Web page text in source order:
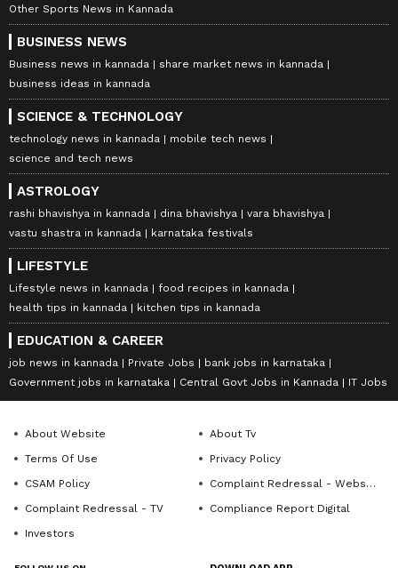
Other Sports News in Kannada
BUSINESS NEWS
Business news in kannada
share market news in kannada
business ideas in kannada
SCIENCE & TECHNOLOGY
technology news in kannada
mobile tech news
science and tech news
ASTROLOGY
rashi bhavishya in kannada dina bhavishya
vara bhavishya
vastu shastra in kannada
karnataka festivals
LIFESTYLE
Lifestyle news in kannada
food recipes in kannada
health tips in kannada
kitchen tips in kannada
EDUCATION & CAREER
job news in kannada Private Jobs
bank jobs in karnataka
Government jobs in karnataka
Central Govt Jobs in Kannada IT Jobs
About Website
About Tv
Terms Of Use
Privacy Policy
CSAM Policy
Complaint Redressal - Website
Complaint Redressal - TV
Compliance Report Digital
Investors